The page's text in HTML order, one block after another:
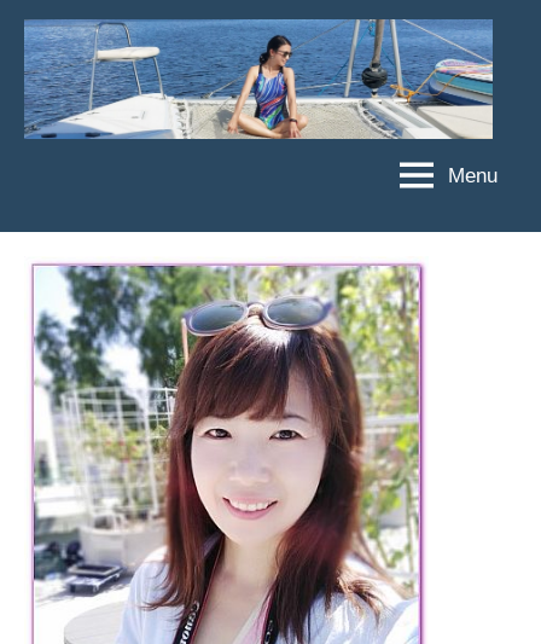
Skip
content
菲
亞
娃
JEFFIA
FANG
粉
絲
團、
題
旅
遊、
達
人
帶
Menu